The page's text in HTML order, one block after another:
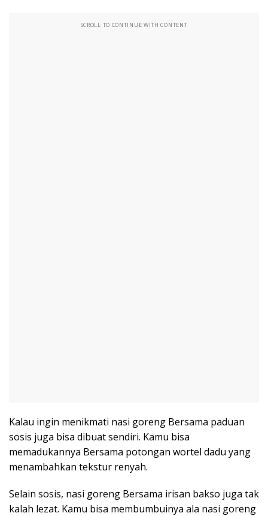
SCROLL TO CONTINUE WITH CONTENT
Kalau ingin menikmati nasi goreng Bersama paduan
sosis juga bisa dibuat sendiri. Kamu bisa
memadukannya Bersama potongan wortel dadu yang
menambahkan tekstur renyah.
Selain sosis, nasi goreng Bersama irisan bakso juga tak
kalah lezat. Kamu bisa membumbuinya ala nasi goreng